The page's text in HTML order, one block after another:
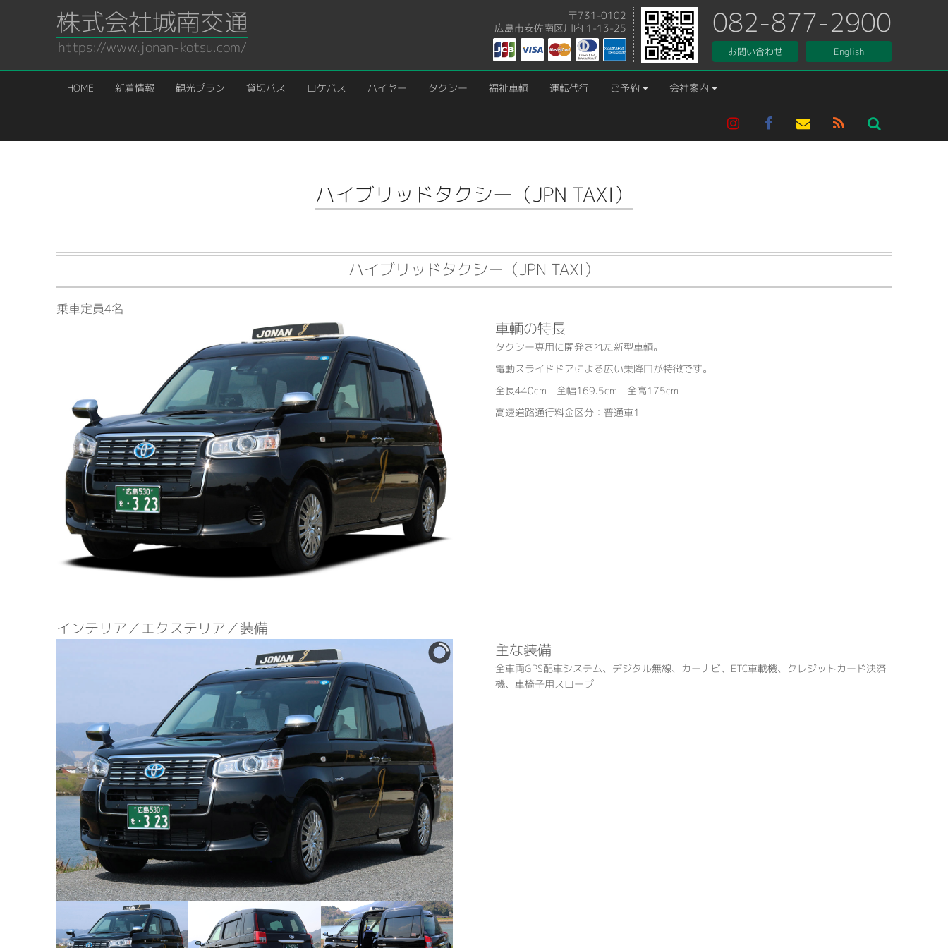
株式会社城南交通
https://www.jonan-kotsu.com/
〒731-0102
広島市安佐南区川内 1-13-25
082-877-2900
お問い合わせ English
HOME 新着情報 観光プラン 貸切バス ロケバス ハイヤー タクシー 福祉車輌 運転代行 ご予約 会社案内
ハイブリッドタクシー（JPN TAXI）
ハイブリッドタクシー（JPN TAXI）
乗車定員4名
車輌の特長
タクシー専用に開発された新型車輌。
電動スライドドアによる広い乗降口が特徴です。
全長440cm 全幅169.5cm 全高175cm
高速道路通行料金区分：普通車1
インテリア／エクステリア／装備
主な装備
全車両GPS配車システム、デジタル無線、カーナビ、ETC車載機、クレジットカード決済
機、車椅子用スロープ